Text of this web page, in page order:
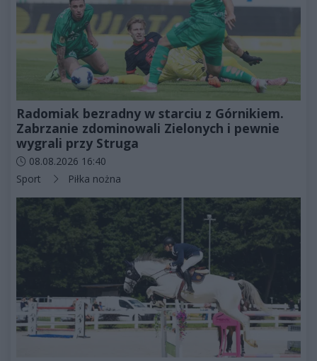
Radomiak bezradny w starciu z Górnikiem.
Zabrzanie zdominowali Zielonych i pewnie
wygrali przy Struga
Data dodania artykułu:
08.08.2026 16:40
Kategorie artykułu:
Sport Piłka nożna